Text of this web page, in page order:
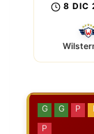
8 DIC
G G P
P